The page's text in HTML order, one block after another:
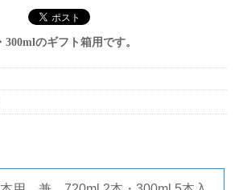
のギフト箱用です。